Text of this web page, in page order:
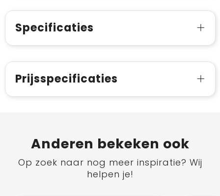
Specificaties
Prijsspecificaties
Anderen bekeken ook
Op zoek naar nog meer inspiratie? Wij
helpen je!